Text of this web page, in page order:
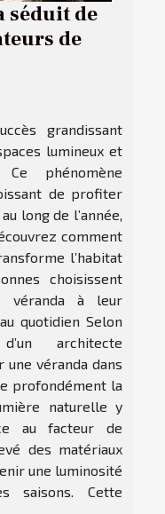
séduit de
de
grandissant
lumineux et
phénomène
de profiter
long de l’année,
comment
l’habitat
choisissent
véranda à leur
quotidien Selon
architecte
une véranda dans
profondément la
naturelle y
au facteur de
des matériaux
une luminosité
saisons. Cette